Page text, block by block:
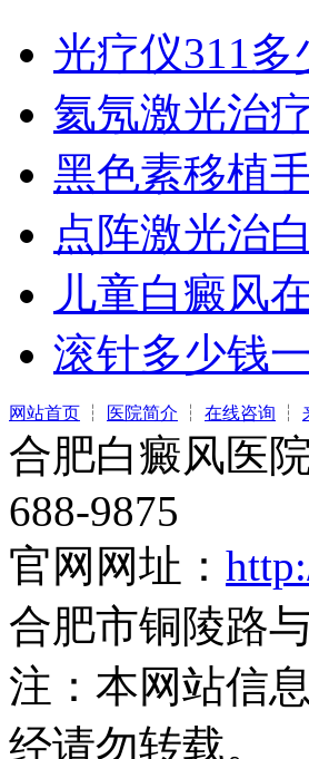
光疗仪311多
氦氖激光治
黑色素移植
点阵激光治
儿童白癜风
滚针多少钱
网站首页 ┆ 医院简介 ┆ 在线咨询 ┆
合肥白癜风医
688-9875
官网网址：
合肥市铜陵路
注：本网站信
经请勿转载。